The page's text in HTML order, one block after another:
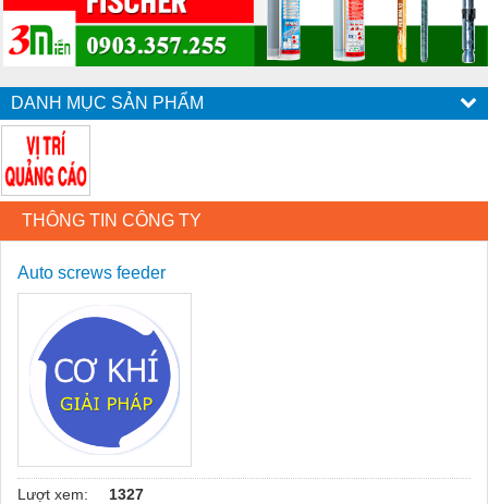
DANH MỤC SẢN PHẨM
THÔNG TIN CÔNG TY
Auto screws feeder
Lượt xem:
1327